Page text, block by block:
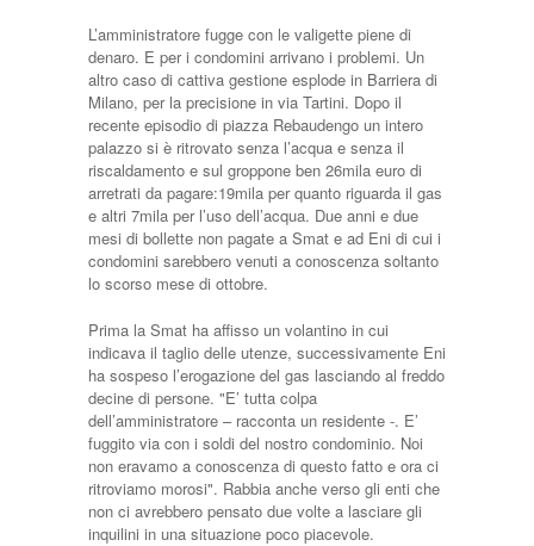
L’amministratore fugge con le valigette piene di
denaro. E per i condomini arrivano i problemi. Un
altro caso di cattiva gestione esplode in Barriera di
Milano, per la precisione in via Tartini. Dopo il
recente episodio di piazza Rebaudengo un intero
palazzo si è ritrovato senza l’acqua e senza il
riscaldamento e sul groppone ben 26mila euro di
arretrati da pagare:19mila per quanto riguarda il gas
e altri 7mila per l’uso dell’acqua. Due anni e due
mesi di bollette non pagate a Smat e ad Eni di cui i
condomini sarebbero venuti a conoscenza soltanto
lo scorso mese di ottobre.
Prima la Smat ha affisso un volantino in cui
indicava il taglio delle utenze, successivamente Eni
ha sospeso l’erogazione del gas lasciando al freddo
decine di persone. "E’ tutta colpa
dell’amministratore – racconta un residente -. E’
fuggito via con i soldi del nostro condominio. Noi
non eravamo a conoscenza di questo fatto e ora ci
ritroviamo morosi". Rabbia anche verso gli enti che
non ci avrebbero pensato due volte a lasciare gli
inquilini in una situazione poco piacevole.